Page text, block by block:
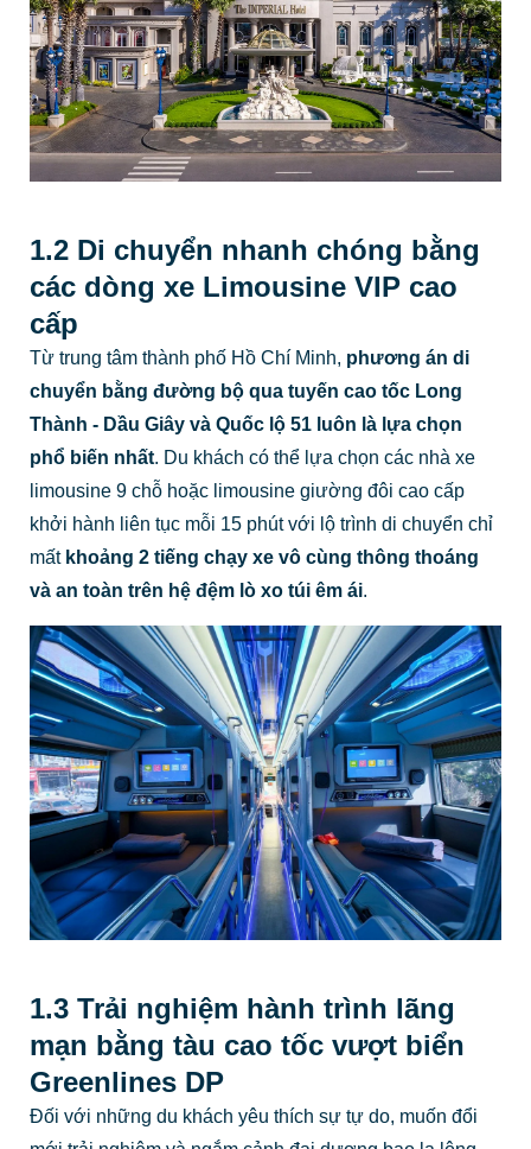
1.2 Di chuyển nhanh chóng bằng
các dòng xe Limousine VIP cao
cấp
Từ trung tâm thành phố Hồ Chí Minh, phương án di
chuyển bằng đường bộ qua tuyến cao tốc Long
Thành - Dầu Giây và Quốc lộ 51 luôn là lựa chọn
phổ biến nhất. Du khách có thể lựa chọn các nhà xe
limousine 9 chỗ hoặc limousine giường đôi cao cấp
khởi hành liên tục mỗi 15 phút với lộ trình di chuyển chỉ
mất khoảng 2 tiếng chạy xe vô cùng thông thoáng
và an toàn trên hệ đệm lò xo túi êm ái.
1.3 Trải nghiệm hành trình lãng
mạn bằng tàu cao tốc vượt biển
Greenlines DP
Đối với những du khách yêu thích sự tự do, muốn đổi